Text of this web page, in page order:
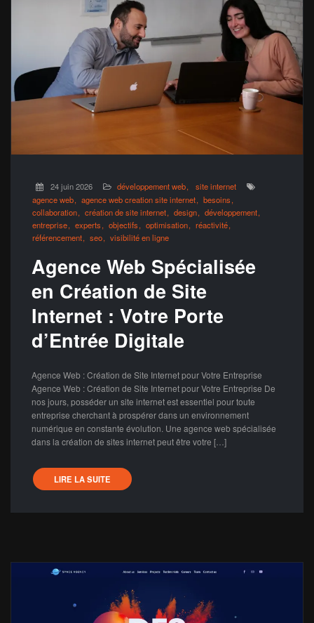
24 juin 2026 développement web
site internet
agence web
agence web creation site internet
besoins
collaboration
création de site internet design
développement
entreprise
experts objectifs optimisation
réactivité
référencement
seo visibilité en ligne
Agence Web Spécialisée
en Création de Site
Internet : Votre Porte
d’Entrée Digitale
Agence Web : Création de Site Internet pour Votre Entreprise
Agence Web : Création de Site Internet pour Votre Entreprise De
nos jours, posséder un site internet est essentiel pour toute
entreprise cherchant à prospérer dans un environnement
numérique en constante évolution. Une agence web spécialisée
dans la création de sites internet peut être votre […]
LIRE LA SUITE